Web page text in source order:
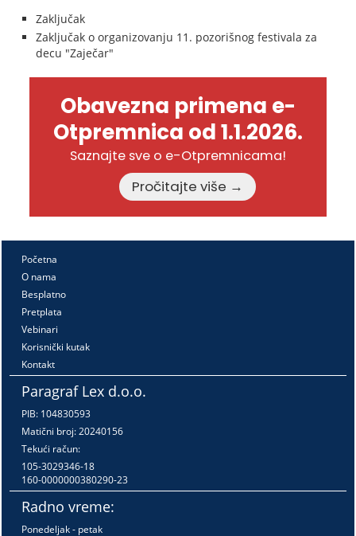
Zaključak
Zaključak o organizovanju 11. pozorišnog festivala za
decu "Zaječar"
Obavezna primena e-
Otpremnica od 1.1.2026.
Saznajte sve o e-Otpremnicama!
Pročitajte više →
Početna
O nama
Besplatno
Pretplata
Vebinari
Korisnički kutak
Kontakt
Paragraf Lex d.o.o.
PIB: 104830593
Matični broj: 20240156
Tekući račun:
105-3029346-18
160-0000000380290-23
Radno vreme:
Ponedeljak - petak